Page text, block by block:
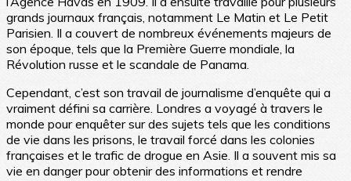
grands journaux français, notamment Le Matin et Le Petit
Parisien. Il a couvert de nombreux événements majeurs de
son époque, tels que la Première Guerre mondiale, la
Révolution russe et le scandale de Panama.
Cependant, c’est son travail de journalisme d’enquête qui a
vraiment défini sa carrière. Londres a voyagé à travers le
monde pour enquêter sur des sujets tels que les conditions
de vie dans les prisons, le travail forcé dans les colonies
françaises et le trafic de drogue en Asie. Il a souvent mis sa
vie en danger pour obtenir des informations et rendre